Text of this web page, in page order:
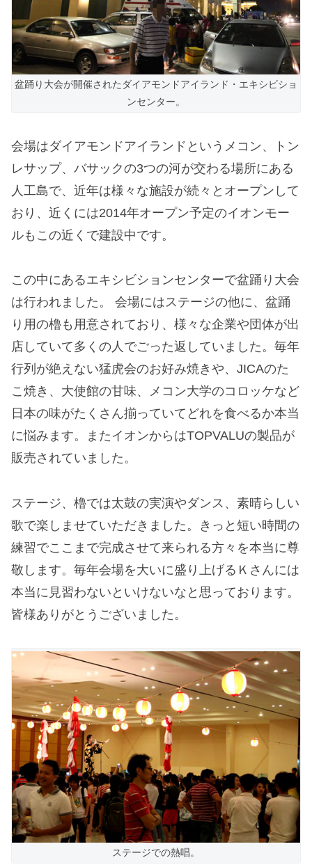
盆踊り大会が開催されたダイアモンドアイランド・エキシビショ
ンセンター。
会場はダイアモンドアイランドというメコン、トン
レサップ、バサックの3つの河が交わる場所にある
人工島で、近年は様々な施設が続々とオープンして
おり、近くには2014年オープン予定のイオンモー
ルもこの近くで建設中です。
この中にあるエキシビションセンターで盆踊り大会
は行われました。 会場にはステージの他に、盆踊
り用の櫓も用意されており、様々な企業や団体が出
店していて多くの人でごった返していました。毎年
行列が絶えない猛虎会のお好み焼きや、JICAのた
こ焼き、大使館の甘味、メコン大学のコロッケなど
日本の味がたくさん揃っていてどれを食べるか本当
に悩みます。またイオンからはTOPVALUの製品が
販売されていました。
ステージ、櫓では太鼓の実演やダンス、素晴らしい
歌で楽しませていただきました。きっと短い時間の
練習でここまで完成させて来られる方々を本当に尊
敬します。毎年会場を大いに盛り上げるＫさんには
本当に見習わないといけないなと思っております。
皆様ありがとうございました。
ステージでの熱唱。